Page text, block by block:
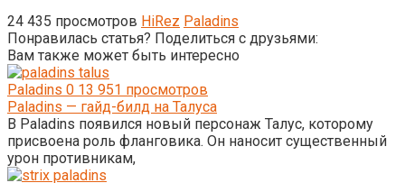
24 435 просмотров HiRez Paladins
Понравилась статья? Поделиться с друзьями:
Вам также может быть интересно
Paladins 0 13 951 просмотров
Paladins — гайд-билд на Талуса
В Paladins появился новый персонаж Талус, которому
присвоена роль фланговика. Он наносит существенный
урон противникам,